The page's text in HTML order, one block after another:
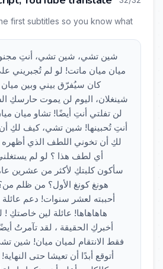
first subtitles so you know what
شين تشي، شين تشي، أنتِ
ميان ميان ماتت! لو لم تُجبريني
كان سيُفرّق بيني وبين ميان
شينغلان، اليوم لن يموت
لن تفلتي أنتِ أيضًا! تشاو ميان
أنتِ تُحبينها! شين تشي، كيف لكِ
لكِ أن تخوني اللطف الذي أظهره
أي لطف هذا ؟ لو لم
سأكون كلبتكِ لأكثر من عشرين
هونغ كونغ الأول؟ من ظلم
أحببته لعشر سنوات! دعم
هاهاهاها! عائلة لين خاصتكِ !
أخبركِ الحقيقة ، لقد تآمرتُ
فقط الانتقام لميان ميان! شين
أتوقع أبدًا أن تعيشا حتى